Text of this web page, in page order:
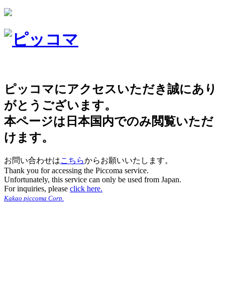
ピッコマにアクセスいただき誠にあり
がとうございます。
本ページは日本国内でのみ閲覧いただ
けます。
お問い合わせはこちらからお願いいたします。
Thank you for accessing the Piccoma service.
Unfortunately, this service can only be used from Japan.
For inquiries, please click here.
Kakao piccoma Corp.